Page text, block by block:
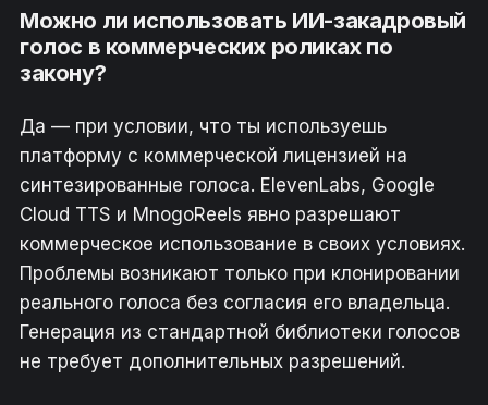
Можно ли использовать ИИ-закадровый
голос в коммерческих роликах по
закону?
Да — при условии, что ты используешь
платформу с коммерческой лицензией на
синтезированные голоса. ElevenLabs, Google
Cloud TTS и MnogoReels явно разрешают
коммерческое использование в своих условиях.
Проблемы возникают только при клонировании
реального голоса без согласия его владельца.
Генерация из стандартной библиотеки голосов
не требует дополнительных разрешений.